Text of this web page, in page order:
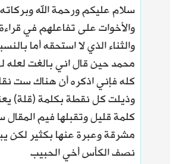
سلام عليكم ورحمة الله
والأخوات على تفاعلهم في
والثناء الذي لا استحقه أما
محمد حين قال اني بالغت لعله
كله فإني اذكره أن هناك ست
وذيلت كل نقطة بكلمة (قلة)
كلمة قليل وتقبلها فيم
مشرقة وعبرة عنها بكثير لكن
نصف الكأس أخي الحبيب